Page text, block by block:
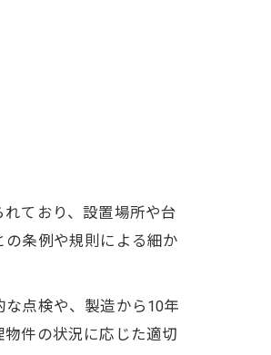
ており、設置場所や台
条例や規則による細か
点検や、製造から10年
件の状況に応じた適切